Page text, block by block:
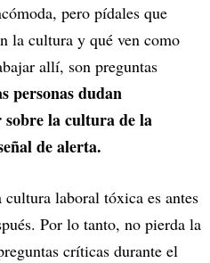
pero pídales que
la cultura y qué ven como
allí, son preguntas
personas dudan
la cultura de la
de alerta.
laboral tóxica es antes
Por lo tanto, no pierda la
críticas durante el